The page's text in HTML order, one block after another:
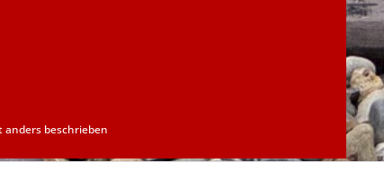
beschrieben